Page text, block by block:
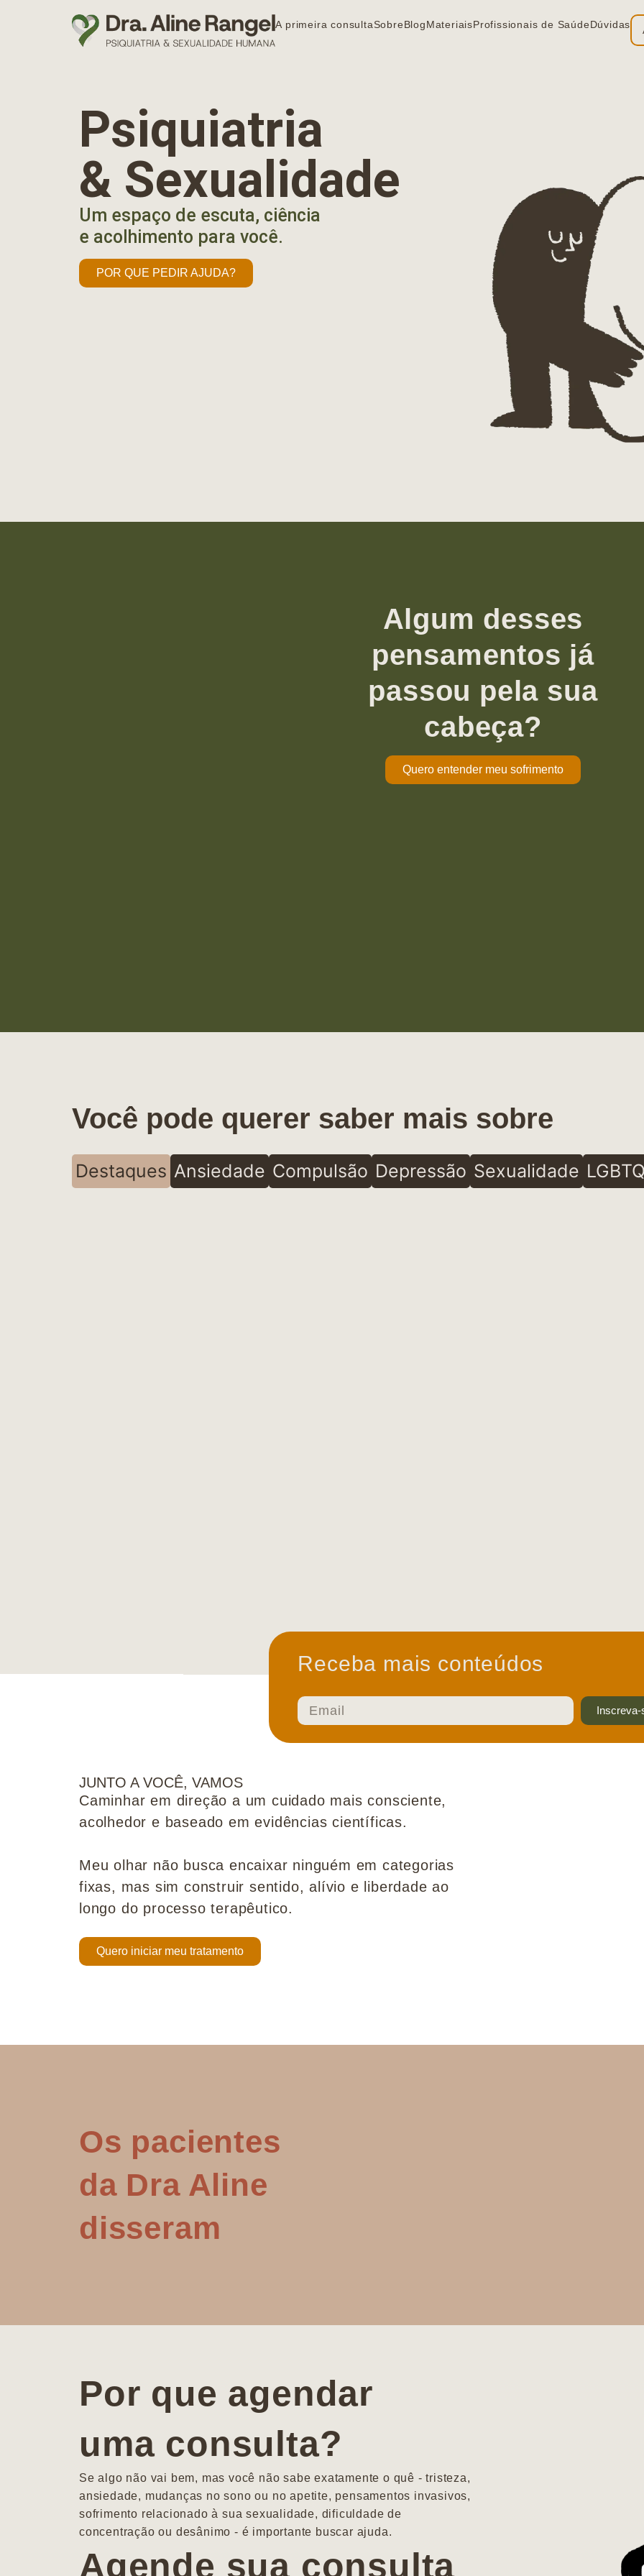
A primeira consultaSobreBlogMateriaisProfissionais de SaúdeDúvidas
Psiquiatria
& Sexualidade
Um espaço de escuta, ciência
e acolhimento para você.
POR QUE PEDIR AJUDA?
Algum desses
pensamentos já
passou pela sua
cabeça?
Quero entender meu sofrimento
Você pode querer saber mais sobre
Destaques Ansiedade Compulsão Depressão Sexualidade
Receba mais conteúdos
Inscreva-
JUNTO A VOCÊ, VAMOS
Caminhar em direção a um cuidado mais consciente,
acolhedor e baseado em evidências científicas.
Meu olhar não busca encaixar ninguém em categorias
fixas, mas sim construir sentido, alívio e liberdade ao
longo do processo terapêutico.
Quero iniciar meu tratamento
Os pacientes
da Dra Aline
disseram
Por que agendar
uma consulta?
Se algo não vai bem, mas você não sabe exatamente o quê - tristeza,
ansiedade, mudanças no sono ou no apetite, pensamentos invasivos,
sofrimento relacionado à sua sexualidade, dificuldade de
concentração ou desânimo - é importante buscar ajuda.
Agende sua consulta